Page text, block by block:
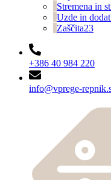
Stremena in
Uzde in
Zaščita23
+386 40 984 220
info@vprege-